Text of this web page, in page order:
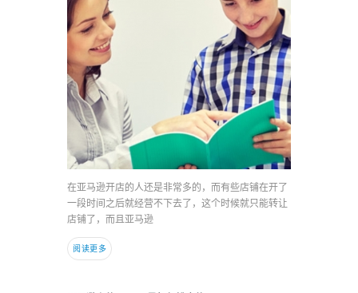
在亚马逊开店的人还是非常多的，而有些店铺在开了
一段时间之后就经营不下去了，这个时候就只能转让
店铺了，而且亚马逊
阅读更多